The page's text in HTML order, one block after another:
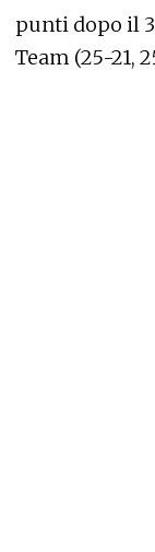
punti dopo il
Team (25-21,